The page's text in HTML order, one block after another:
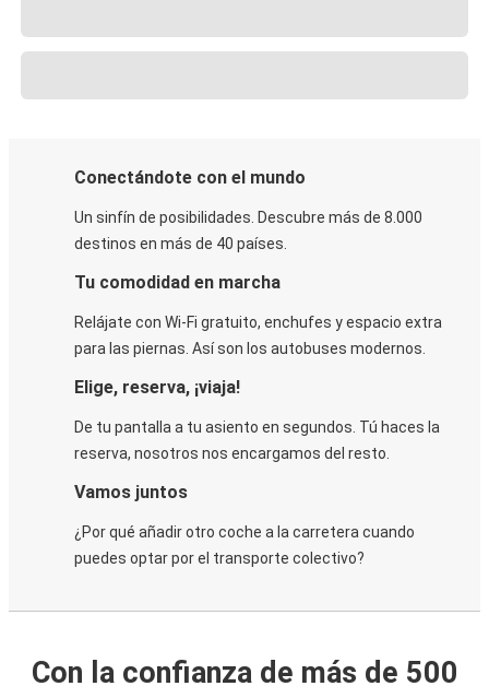
Conectándote con el mundo
Un sinfín de posibilidades. Descubre más de 8.000
destinos en más de 40 países.
Tu comodidad en marcha
Relájate con Wi-Fi gratuito, enchufes y espacio extra
para las piernas. Así son los autobuses modernos.
Elige, reserva, ¡viaja!
De tu pantalla a tu asiento en segundos. Tú haces la
reserva, nosotros nos encargamos del resto.
Vamos juntos
¿Por qué añadir otro coche a la carretera cuando
puedes optar por el transporte colectivo?
Con la confianza de más de 500